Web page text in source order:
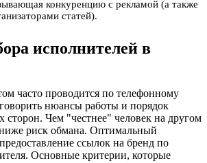
конкуренцию с рекламой (а также
статей).
исполнителей в
часто проводится по телефонному
нюансы работы и порядок
сторон. Чем "честнее" человек на другом
риск обмана. Оптимальный
ссылок на бренд по
Основные критерии, которые